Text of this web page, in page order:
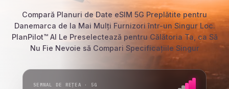
Compară Planuri de Date eSIM 5G Preplătite pentru
Danemarca de la Mai Mulți Furnizori într-un Singur Loc.
PlanPilot™ AI Le Preselectează pentru Călătoria Ta, ca Să
Nu Fie Nevoie să Compari Specificațiile Singur
SEMNAL DE REȚEA · 5G